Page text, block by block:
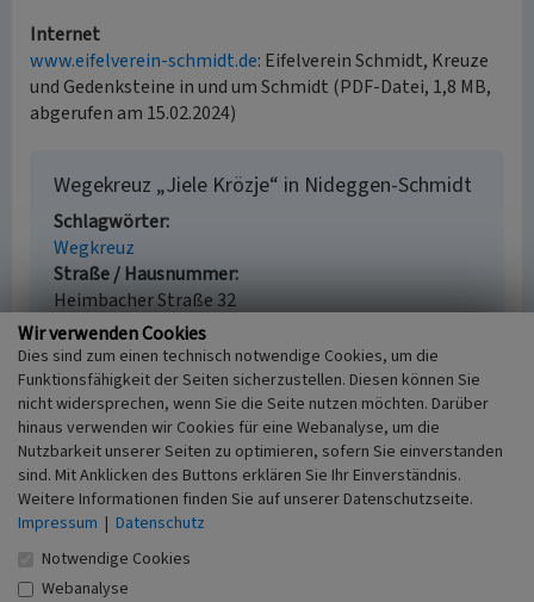
Internet
www.eifelverein-schmidt.de: Eifelverein Schmidt, Kreuze
und Gedenksteine in und um Schmidt (PDF-Datei, 1,8 MB,
abgerufen am 15.02.2024)
Wegekreuz „Jiele Krözje“ in Nideggen-Schmidt
Schlagwörter
Wegkreuz
Straße / Hausnummer
Heimbacher Straße 32
Ort
52385 Nideggen - Schmidt / Deutschland
Fachsicht(en)
Kulturlandschaftspflege, Denkmalpflege
Erfassungsmaßstab
i.d.R. 1:5.000 (größer als 1:20.000)
Erfassungsmethode
Auswertung historischer Fotos, Vor Ort
Dokumentation, mündliche Hinweise
Ortsansässiger, Ortskundiger
Wir verwenden Cookies
Dies sind zum einen technisch notwendige Cookies, um die
Funktionsfähigkeit der Seiten sicherzustellen. Diesen können Sie
nicht widersprechen, wenn Sie die Seite nutzen möchten. Darüber
hinaus verwenden wir Cookies für eine Webanalyse, um die
Nutzbarkeit unserer Seiten zu optimieren, sofern Sie einverstanden
sind. Mit Anklicken des Buttons erklären Sie Ihr Einverständnis.
Weitere Informationen finden Sie auf unserer Datenschutzseite.
Impressum | Datenschutz
Notwendige Cookies
Webanalyse